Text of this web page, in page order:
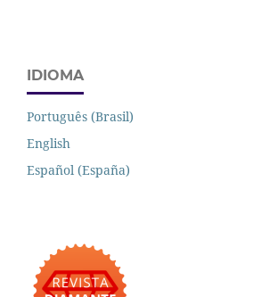
IDIOMA
Português (Brasil)
English
Español (España)